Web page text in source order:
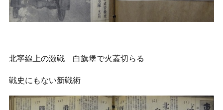
北寧線上の激戦 白旗堡で火蓋切らる
戦史にもない新戦術